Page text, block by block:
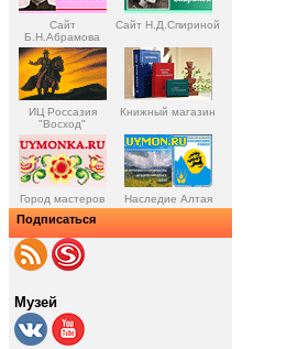
Сайт
Б.Н.Абрамова
Сайт Н.Д.Спириной
ИЦ Россазия
"Восход"
Книжный магазин
Город мастеров Наследие Алтая
Подписаться
Музей